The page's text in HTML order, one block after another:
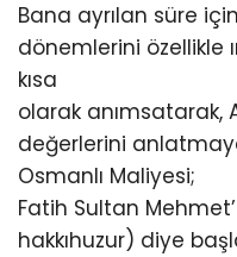
Bana ayrılan süre
dönemlerini özellikle
kısa
olarak anımsatarak,
değerlerini
Osmanlı Maliyesi;
Fatih Sultan
hakkıhuzur) diye